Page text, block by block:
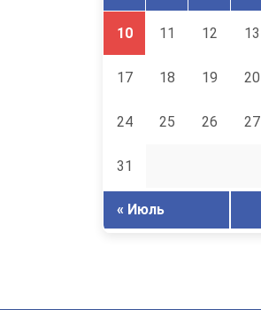
10 11 12 13
17 18 19 20
24 25 26 27
31
« Июль